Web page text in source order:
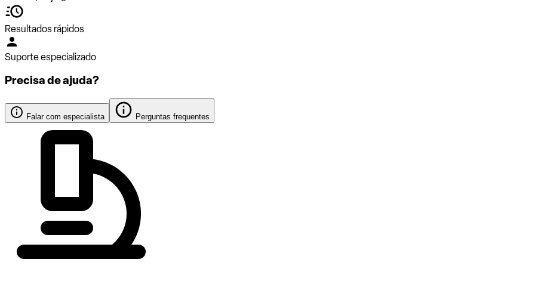
Resultados rápidos
Suporte especializado
Precisa de ajuda?
Falar com especialista Perguntas frequentes